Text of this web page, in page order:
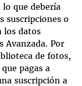
lo que debería
suscripciones o
los datos
Avanzada. Por
de fotos,
pagas a
suscripción a